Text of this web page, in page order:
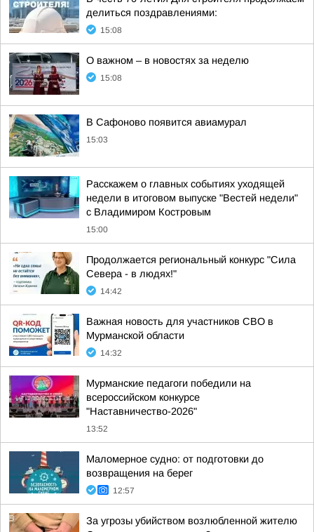
делиться поздравлениями:
15:08
О важном – в новостях за неделю
15:08
В Сафоново появится авиамурал
15:03
Расскажем о главных событиях уходящей
недели в итоговом выпуске "Вестей недели"
с Владимиром Костровым
15:00
Продолжается региональный конкурс "Сила
Севера - в людях!"
14:42
Важная новость для участников СВО в
Мурманской области
14:32
Мурманские педагоги победили на
всероссийском конкурсе
"Наставничество-2026"
13:52
Маломерное судно: от подготовки до
возвращения на берег
12:57
За угрозы убийством возлюбленной жителю